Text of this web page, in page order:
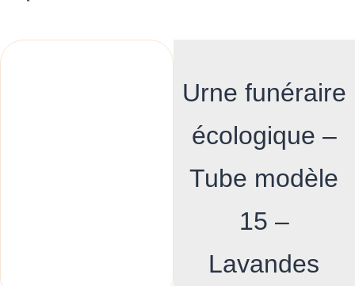
Urne funéraire
écologique –
Tube modèle
15 –
Lavandes